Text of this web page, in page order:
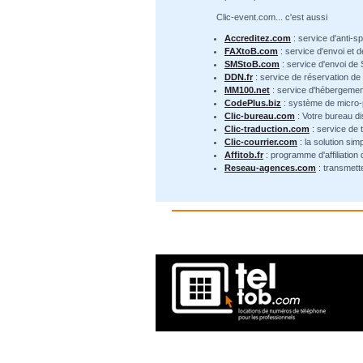
Clic-event.com... c'est aussi
Accreditez.com : service d'anti-
FAXtoB.com : service d'envoi et
SMStoB.com : service d'envoi de
DDN.fr : service de réservation
MM100.net : service
CodePlus.biz : système de
Clic-bureau.com : Votre bureau
Clic-traduction.com : service de
Clic-courrier.com : la solution
Affitob.fr : programme d'affiliation
Reseau-agences.com :